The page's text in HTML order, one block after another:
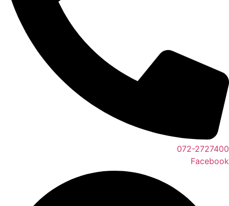
072-2727400
Facebook